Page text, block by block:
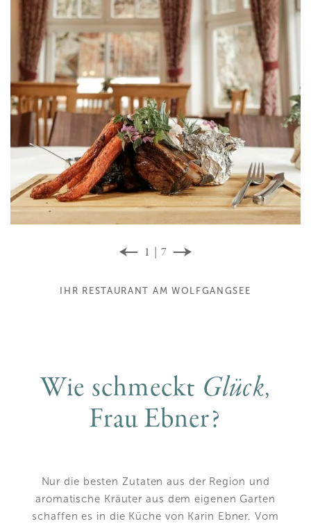
IHR RESTAURANT AM WOLFGANGSEE
1 | 7
Wie schmeckt Glück,
Frau Ebner?
Nur die besten Zutaten aus der Region und
aromatische Kräuter aus dem eigenen Garten
schaffen es in die Küche von Karin Ebner. Vom